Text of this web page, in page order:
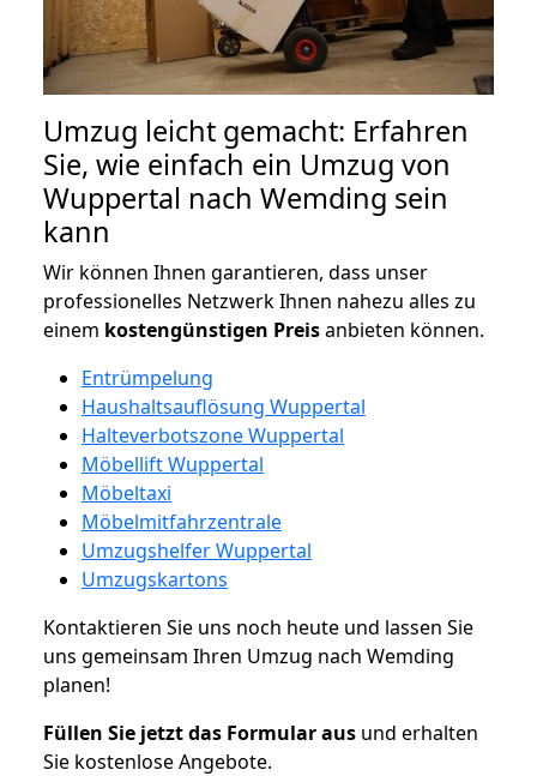
Umzug leicht gemacht: Erfahren
Sie, wie einfach ein Umzug von
Wuppertal nach Wemding sein
kann
Wir können Ihnen garantieren, dass unser
professionelles Netzwerk Ihnen nahezu alles zu
einem kostengünstigen Preisanbieten können.
Entrümpelung
Haushaltsauflösung Wuppertal
Halteverbotszone Wuppertal
Möbellift Wuppertal
Möbeltaxi
Möbelmitfahrzentrale
Umzugshelfer Wuppertal
Umzugskartons
Kontaktieren Sie uns noch heute und lassen Sie
uns gemeinsam Ihren Umzug nach Wemding
planen!
Füllen Sie jetzt das Formular aus und erhalten
Sie kostenlose Angebote.